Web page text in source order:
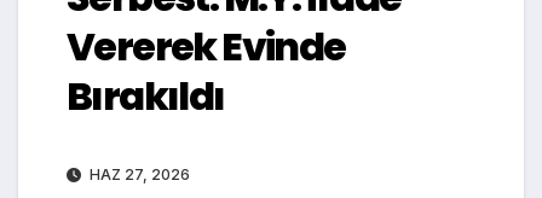
Vererek Evinde
Bırakıldı
HAZ 27, 2026